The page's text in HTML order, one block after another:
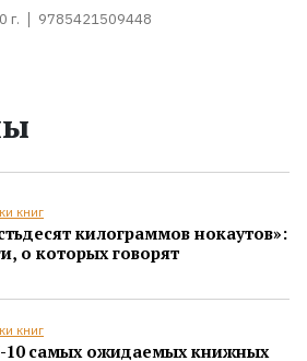
г. 9785421509448
книг
килограммов нокаутов»:
о которых говорят
книг
самых ожидаемых книжных